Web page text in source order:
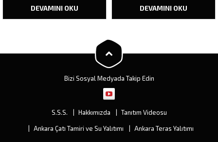
malzemesi olarak kullanılan
onduline levhaların oluk
olarak...
DEVAMINI OKU
yelpazesinde Ral renk
kataloğundaki bütün renkleri
avantajı ise ek yerinin olmaması
ve sızıntıları...
DEVAMINI OKU
Bizi Sosyal Medyada Takip Edin
S.S.S. Hakkımızda Tanıtım Videosu
Ankara Çatı Tamiri ve Su Yalıtımı Ankara Teras Yalıtımı